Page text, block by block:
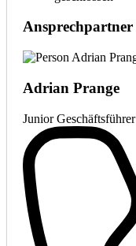
Ansprechpartner
Adrian Prange
Junior Geschäftsführer